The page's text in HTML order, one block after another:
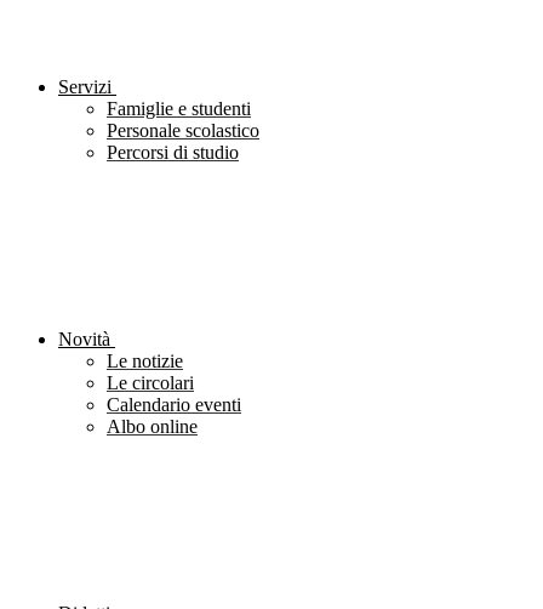
Servizi
Famiglie e studenti
Personale scolastico
Percorsi di studio
Novità
Le notizie
Le circolari
Calendario eventi
Albo online